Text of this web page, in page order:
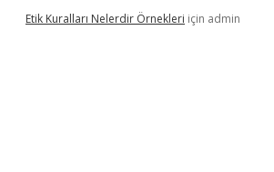
Etik Kuralları Nelerdir Örnekleri için admin